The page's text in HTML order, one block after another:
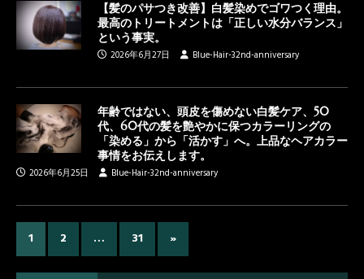
【髪のパサつき改善】白髪染めでゴワつく理由。
最高のトリートメントは「正しい水分バランス」
という事実。
2026年6月27日
Blue-Hair-32nd-anniversary
年齢ではない、頭皮を傷めない白髪ケア、50
代、60代の髪を艶やかに保つカラーリングの
「染める」から「活かす」へ。上品なヘアカラー
事情をお伝えします。
2026年6月25日
Blue-Hair-32nd-anniversary
1 2 … 31 »